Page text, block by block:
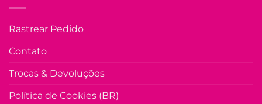
Rastrear Pedido
Contato
Trocas & Devoluções
Política de Cookies (BR)